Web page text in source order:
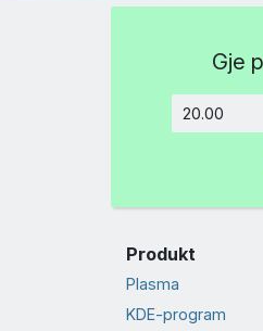
Gje
Produkt
Plasma
KDE-program